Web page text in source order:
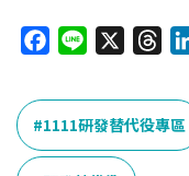
c
e
b
n
e
r
e
a
1111研發替代役專區